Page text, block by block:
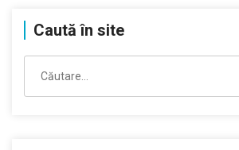
Caută în site
după: